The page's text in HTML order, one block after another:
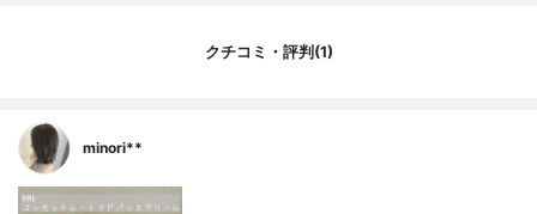
クチコミ・評判(1)
minori**